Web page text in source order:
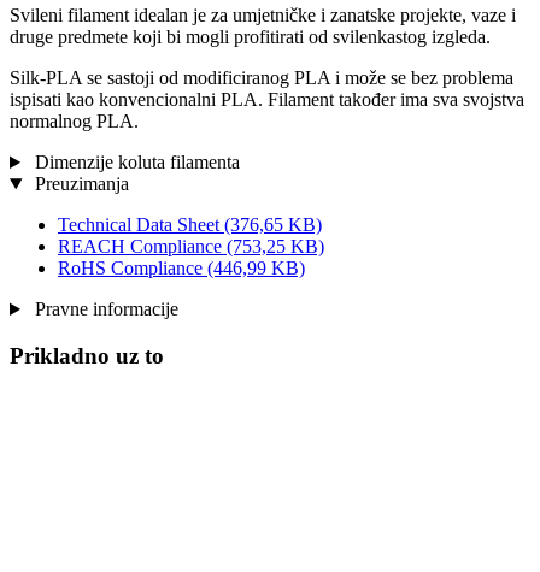
Svileni filament idealan je za umjetničke i zanatske projekte, vaze i
druge predmete koji bi mogli profitirati od svilenkastog izgleda.
Silk-PLA se sastoji od modificiranog PLA i može se bez problema
ispisati kao konvencionalni PLA. Filament također ima sva svojstva
normalnog PLA.
Dimenzije koluta filamenta
Preuzimanja
Technical Data Sheet (376,65 KB)
REACH Compliance (753,25 KB)
RoHS Compliance (446,99 KB)
Pravne informacije
Prikladno uz to